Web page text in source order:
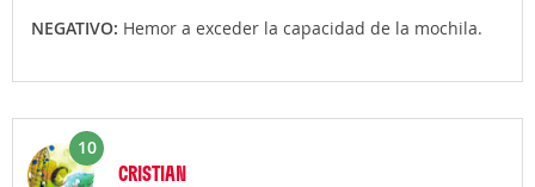
NEGATIVO: Hemor a exceder la capacidad de la mochila.
10
CRISTIAN